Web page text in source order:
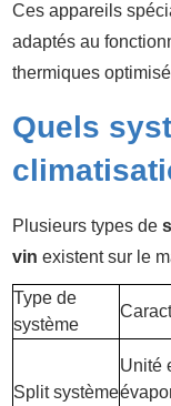
Ces appareils
adaptés au
thermiques
Quels
Plusieurs types de
vin existent sur le
Type de
système
Split système
Unité